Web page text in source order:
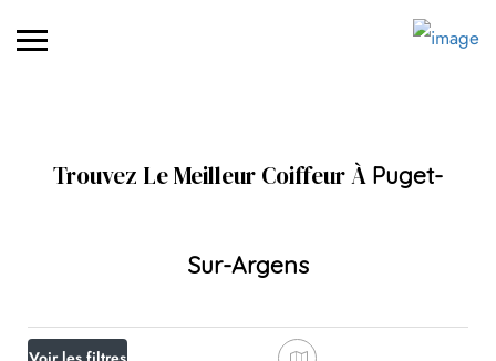
Trouvez Le Meilleur Coiffeur À Puget-
Sur-Argens